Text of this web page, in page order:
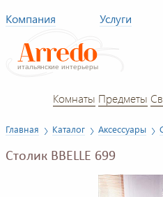
Компания Услуги
Комнаты Предметы
Главная Каталог Аксессуары
Столик BBELLE 699